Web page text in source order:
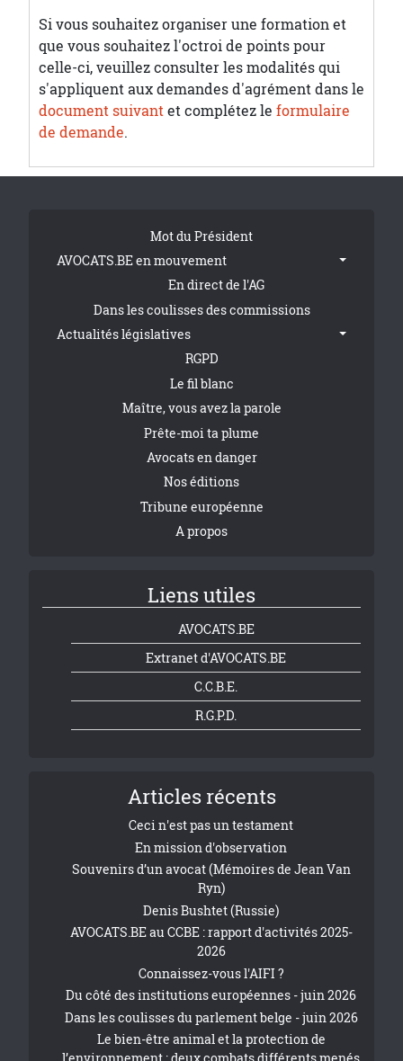
Si vous souhaitez organiser une formation et
que vous souhaitez l'octroi de points pour
celle-ci, veuillez consulter les modalités qui
s'appliquent aux demandes d'agrément dans le
document suivantet complétez le formulaire
de demande.
Tribune FooterMot du Président
AVOCATS.BE en mouvement
En direct de l'AG
Dans les coulisses des commissions
Actualités législatives
RGPD
Le fil blanc
Maître, vous avez la parole
Prête-moi ta plume
Avocats en danger
Nos éditions
Tribune européenne
A propos
Liens utiles
AVOCATS.BE
Extranet d'AVOCATS.BE
C.C.B.E.
R.G.P.D.
Articles récents
Ceci n'est pas un testament
En mission d'observation
Souvenirs d’un avocat (Mémoires de Jean Van
Ryn)
Denis Bushtet (Russie)
AVOCATS.BE au CCBE : rapport d'activités 2025-
2026
Connaissez-vous l'AIFI ?
Du côté des institutions européennes - juin 2026
Dans les coulisses du parlement belge - juin 2026
Le bien-être animal et la protection de